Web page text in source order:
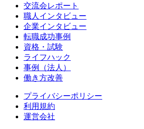
交流会レポート
職人インタビュー
企業インタビュー
転職成功事例
資格・試験
ライフハック
事例（法人）
働き方改善
プライバシーポリシー
利用規約
運営会社